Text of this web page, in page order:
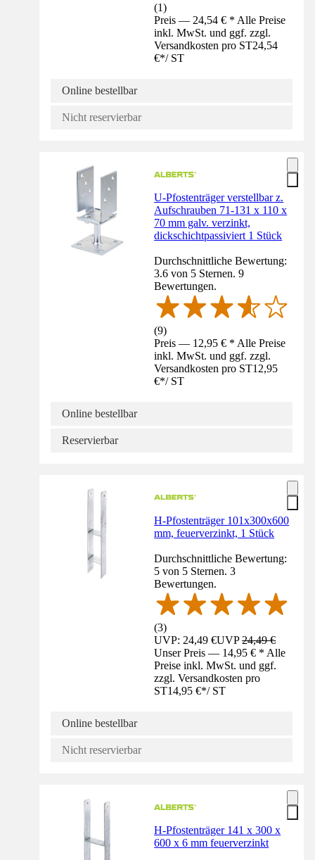
(1)
Preis — 24,54 € * Alle Preise
inkl. MwSt. und ggf. zzgl.
Versandkosten pro ST24,54
€*/ ST
Online bestellbar
Nicht reservierbar
U-Pfostenträger verstellbar z.
Aufschrauben 71-131 x 110 x
70 mm galv. verzinkt,
dickschichtpassiviert 1 Stück
Durchschnittliche Bewertung:
3.6 von 5 Sternen. 9
Bewertungen.
(9)
Preis — 12,95 € * Alle Preise
inkl. MwSt. und ggf. zzgl.
Versandkosten pro ST12,95
€*/ ST
Online bestellbar
Reservierbar
H-Pfostenträger 101x300x600
mm, feuerverzinkt, 1 Stück
Durchschnittliche Bewertung:
5 von 5 Sternen. 3
Bewertungen.
(3)
UVP: 24,49 €UVP24,49 €
Unser Preis — 14,95 € * Alle
Preise inkl. MwSt. und ggf.
zzgl. Versandkosten pro
ST14,95 €*/ ST
Online bestellbar
Nicht reservierbar
H-Pfostenträger 141 x 300 x
600 x 6 mm feuerverzinkt